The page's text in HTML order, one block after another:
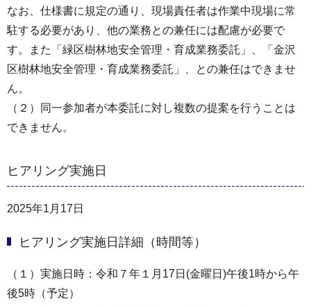
なお、仕様書に規定の通り、現場責任者は作業中現場に常
駐する必要があり、他の業務との兼任には配慮が必要で
す。また「緑区樹林地安全管理・育成業務委託」、「金沢
区樹林地安全管理・育成業務委託」、との兼任はできませ
ん。
（２）同一参加者が本委託に対し複数の提案を行うことは
できません。
ヒアリング実施日
2025年1月17日
ヒアリング実施日詳細（時間等）
（１）実施日時：令和７年１月17日(金曜日)午後1時から午
後5時（予定）